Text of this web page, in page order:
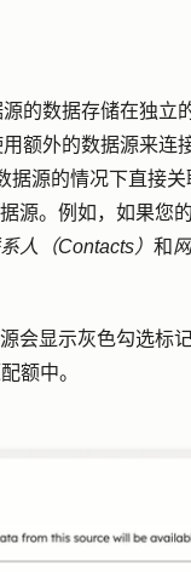
的数据存储在独立
额外的数据源来连
据源的情况下直接
源。例如，如果您
人（Contacts） 和
会显示灰色勾选标
额中。